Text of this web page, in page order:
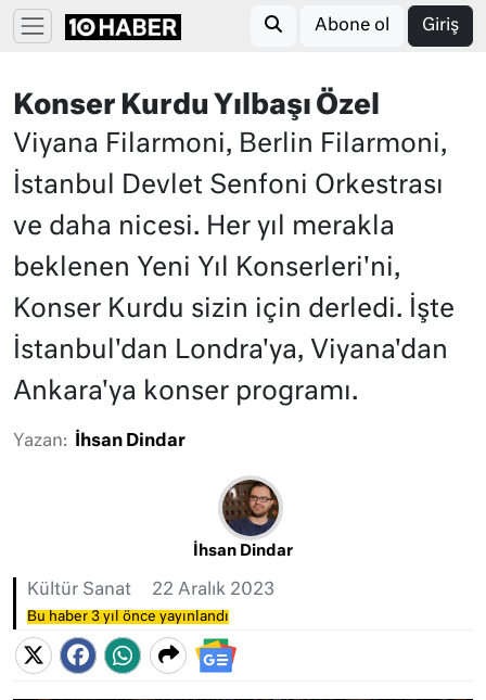
Abone ol Giriş
Konser Kurdu Yılbaşı Özel
Viyana Filarmoni, Berlin Filarmoni,
İstanbul Devlet Senfoni Orkestrası
ve daha nicesi. Her yıl merakla
beklenen Yeni Yıl Konserleri'ni,
Konser Kurdu sizin için derledi. İşte
İstanbul'dan Londra'ya, Viyana'dan
Ankara'ya konser programı.
Yazan: İhsan Dindar
İhsan Dindar
Kültür Sanat 22 Aralık 2023
Bu haber 3 yıl önce yayınlandı